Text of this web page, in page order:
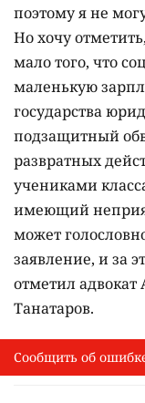
поэтому я не
Но хочу
мало того, что
маленькую
государства
подзащитный
развратных
учениками
имеющий
может
заявление, и за
отметил
Танатаров.
I
Сообщить об
Выделите фрагмент
Сообщить об